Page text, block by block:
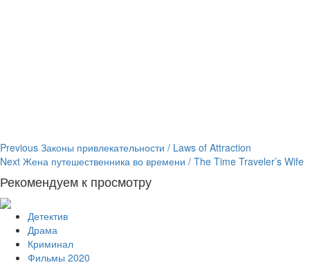
Continue
Reading
Previous Законы привлекательности / Laws of Attraction
Next Жена путешественника во времени / The Time Traveler’s Wife
Рекомендуем к просмотру
Детектив
Драма
Криминал
Фильмы 2020